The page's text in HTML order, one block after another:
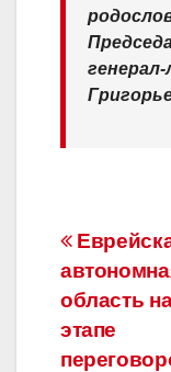
по
область
этапе